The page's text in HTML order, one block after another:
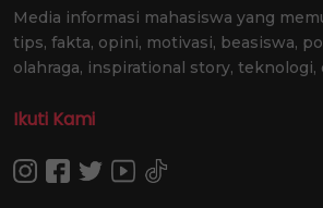
Media informasi mahasiswa yang
tips, fakta, opini, motivasi, beasiswa,
olahraga, inspirational story, teknologi,
Ikuti Kami